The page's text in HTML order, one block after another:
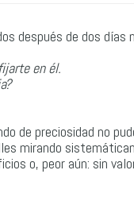
después de dos
en él.
de preciosidad no
mirando
o, peor aún: sin